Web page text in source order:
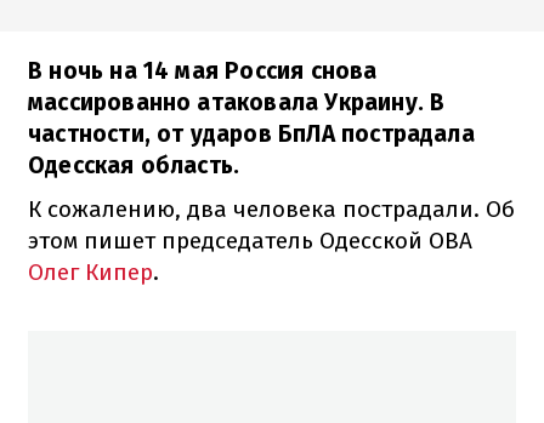
В ночь на 14 мая Россия снова
массированно атаковала Украину. В
частности, от ударов БпЛА пострадала
Одесская область.
К сожалению, два человека пострадали. Об
этом пишет председатель Одесской ОВА
Олег Кипер.